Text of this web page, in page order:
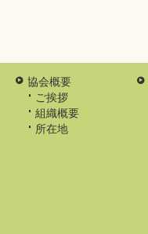
協会概要
ご挨拶
組織概要
所在地